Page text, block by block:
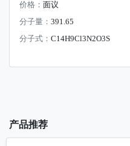
价格： 面议
分子量： 391.65
分子式： C14H9Cl3N2O3S
产品推荐